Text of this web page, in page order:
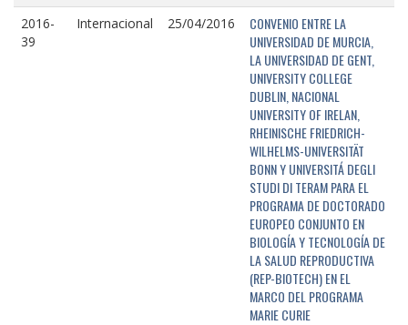
2016-
39
Internacional 25/04/2016
CONVENIO ENTRE LA
UNIVERSIDAD DE MURCIA,
LA UNIVERSIDAD DE GENT,
UNIVERSITY COLLEGE
DUBLIN, NACIONAL
UNIVERSITY OF IRELAN,
RHEINISCHE FRIEDRICH-
WILHELMS-UNIVERSITÄT
BONN Y UNIVERSITÁ DEGLI
STUDI DI TERAM PARA EL
PROGRAMA DE DOCTORADO
EUROPEO CONJUNTO EN
BIOLOGÍA Y TECNOLOGÍA DE
LA SALUD REPRODUCTIVA
(REP-BIOTECH) EN EL
MARCO DEL PROGRAMA
MARIE CURIE